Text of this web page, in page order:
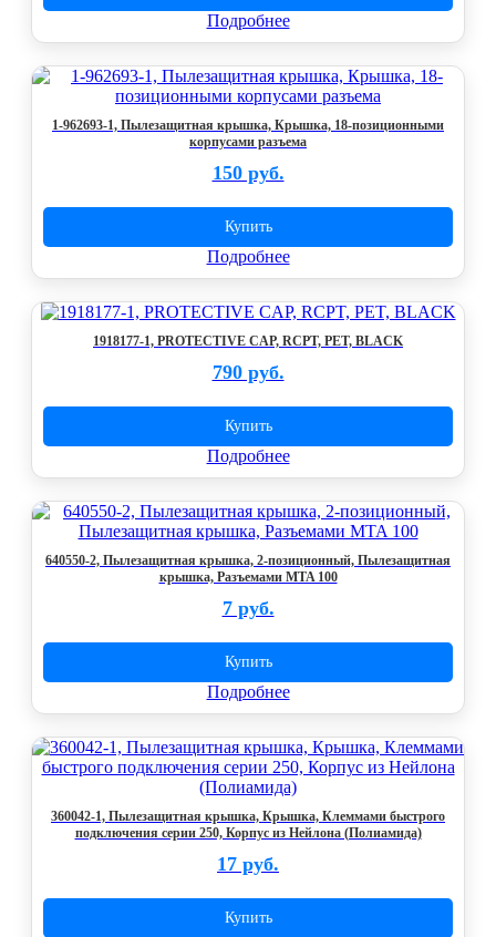
Подробнее
1-962693-1, Пылезащитная крышка, Крышка, 18-позиционными
корпусами разъема
150 руб.
Купить
Подробнее
1918177-1, PROTECTIVE CAP, RCPT, PET, BLACK
790 руб.
Купить
Подробнее
640550-2, Пылезащитная крышка, 2-позиционный, Пылезащитная
крышка, Разъемами MTA 100
7 руб.
Купить
Подробнее
360042-1, Пылезащитная крышка, Крышка, Клеммами быстрого
подключения серии 250, Корпус из Нейлона (Полиамида)
17 руб.
Купить